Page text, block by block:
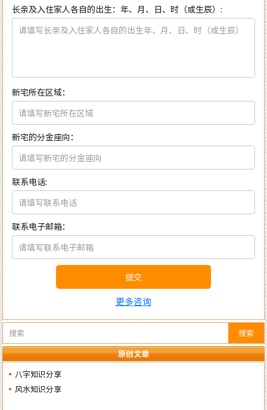
搜索
原创文章
八字知识分享
风水知识分享
长亲及入住家人各自的出生：年、月、日、时（或生辰）:
新宅所在区域：
新宅的分金座向：
联系电话:
联系电子邮箱：
提交
更多咨询